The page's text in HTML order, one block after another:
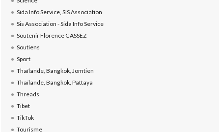
Sida Info Service, SIS Association
Sis Association - Sida Info Service
Soutenir Florence CASSEZ
Soutiens
Sport
Thaïlande, Bangkok, Jomtien
Thaïlande, Bangkok, Pattaya
Threads
Tibet
TikTok
Tourisme